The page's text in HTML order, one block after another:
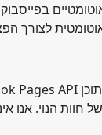
חוות הנוי. אנו